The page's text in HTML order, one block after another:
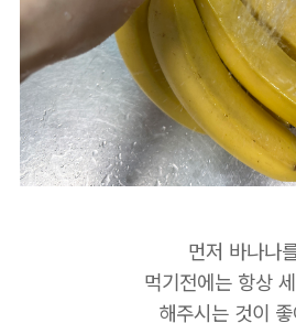
먼저 바나나
먹기전에는 항상
해주시는 것이